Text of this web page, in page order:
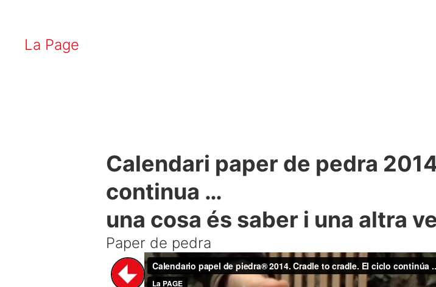
La Page
Calendari paper de pedra
continua …
una cosa és saber i una altra
Paper de pedra